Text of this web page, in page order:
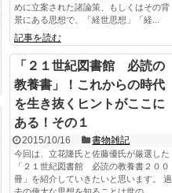
めに立案された諸論策、もしくはその背
景にある思想で、「経世思想」「経...
記事を読む
「２１世紀図書館 必読の
教養書」！これからの時代
を生き抜くヒントがここに
ある！その１
2015/10/16 書物雑記
今回は、立花隆氏と佐藤優氏が厳選した
「２１世紀図書館 必読の教養書２００
冊」を紹介していきたいと思います。 過
去の偉大な思想を知ることは世の...